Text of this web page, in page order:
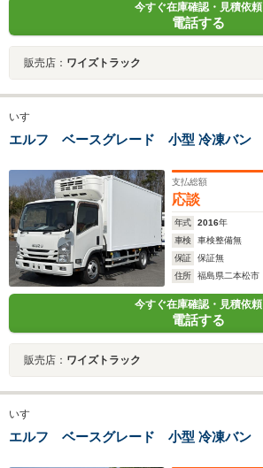
今すぐ在庫確認・見積依頼
電話する
販売店： ワイズトラック
いすゞ
エルフ ベースグレード 小型 冷凍バン
支払総額
応談
年式 2016年
車検
車検整備無
保証
保証無
住所
福島県二本松市
今すぐ在庫確認・見積依頼
電話する
販売店： ワイズトラック
いすゞ
エルフ ベースグレード 小型 冷凍バン